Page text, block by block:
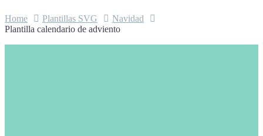
Home Plantillas SVG
Navidad
Plantilla calendario de adviento